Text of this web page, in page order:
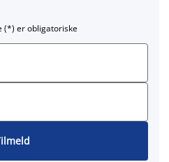
(*) er obligatoriske